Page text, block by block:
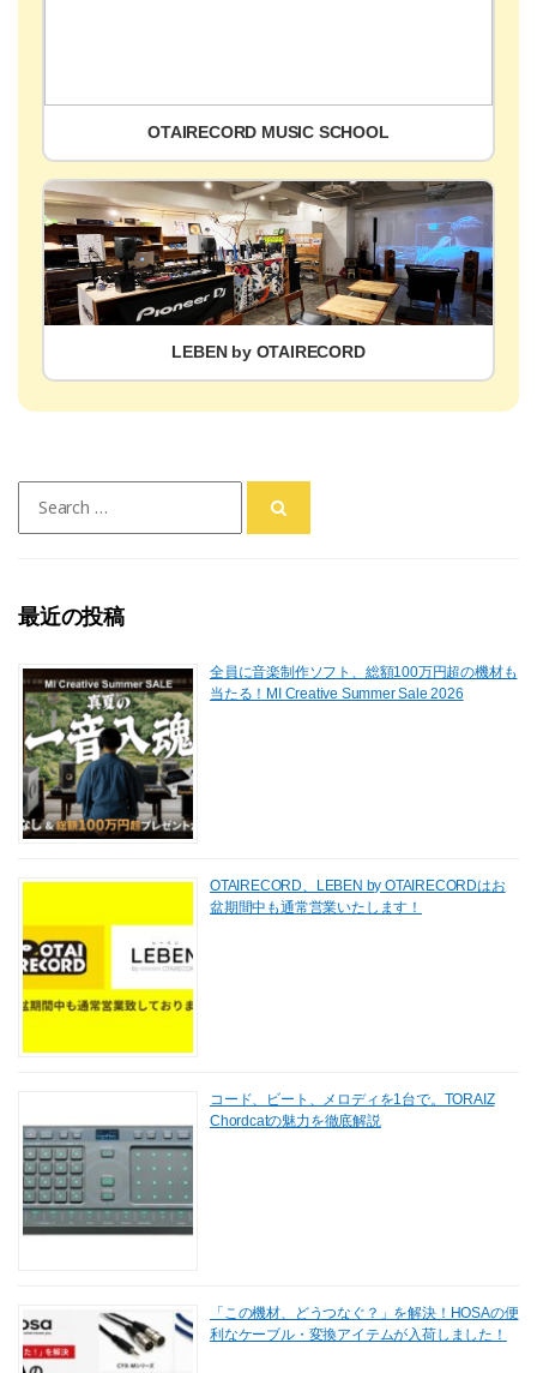
OTAIRECORD MUSIC SCHOOL
LEBEN by OTAIRECORD
for:
最近の投稿
全員に音楽制作ソフト、総額100万円超の機材も
当たる！MI Creative Summer Sale 2026
OTAIRECORD、LEBEN by OTAIRECORDはお
盆期間中も通常営業いたします！
コード、ビート、メロディを1台で。TORAIZ
Chordcatの魅力を徹底解説
「この機材、どうつなぐ？」を解決！HOSAの便
利なケーブル・変換アイテムが入荷しました！